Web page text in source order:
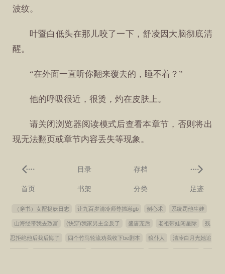
波纹。
叶暨白低头在那儿咬了一下，舒凌因大脑彻底清
醒。
“在外面一直听你翻来覆去的，睡不着？”
他的呼吸很近，很烫，灼在皮肤上。
请关闭浏览器阅读模式后查看本章节，否则将出
现无法翻页或章节内容丢失等现象。
目录 存档
首页 书架 分类 足迹
（穿书）女配捉妖日志 让九百岁清冷师尊揣崽gb 侧心术 系统罚他生娃
山海经带我去致富 (快穿)我家男主全反了 盛唐宠后 老祖带娃闯星际 残
忍拒绝他后我后悔了 四个竹马轮流劝我收下be剧本 狼仆人 清冷白月光她追